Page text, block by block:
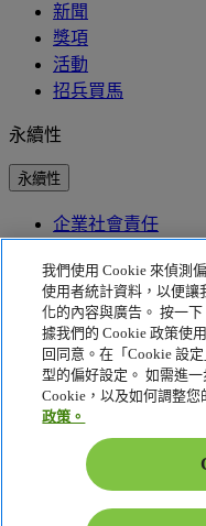
新聞
獎項
活動
招兵買馬
永續性
永續性
企業社會責任
Project Humanity
Earthion
EPEAT
隱私權政策
Cookie 政策
法律聲明
協助工具政策
Cookie 設定
台灣 - 繁體中文
我們使用 Cookie 來偵測
使用者統計資料，以便讓
化的內容與廣告。 按一
據我們的 Cookie 政策使
回同意。在「Cookie 設
型的偏好設定。 如需進
Cookie，以及如何調整
政策。